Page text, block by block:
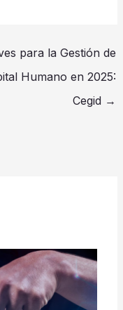
para la Gestión de
Humano en 2025:
Cegid →